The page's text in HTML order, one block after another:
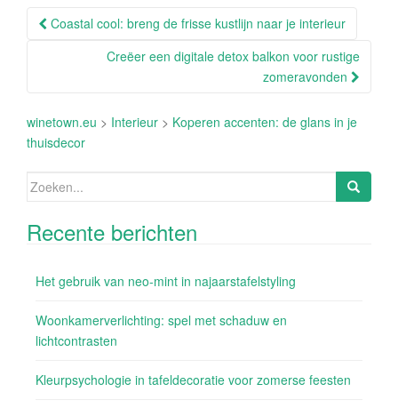
Berichtnavigatie
Coastal cool: breng de frisse kustlijn naar je interieur
Creëer een digitale detox balkon voor rustige
zomeravonden
winetown.eu > Interieur > Koperen accenten: de glans in je
thuisdecor
Zoeken
Recente berichten
Het gebruik van neo-mint in najaarstafelstyling
Woonkamerverlichting: spel met schaduw en
lichtcontrasten
Kleurpsychologie in tafeldecoratie voor zomerse feesten